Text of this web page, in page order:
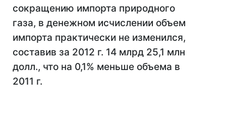
сокращению импорта природного
газа, в денежном исчислении объем
импорта практически не изменился,
составив за 2012 г. 14 млрд 25,1 млн
долл., что на 0,1% меньше объема в
2011 г.